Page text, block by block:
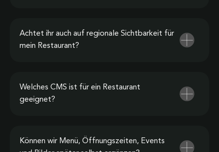
Achtet ihr auch auf regionale Sichtbarkeit für
mein Restaurant?
Welches CMS ist für ein Restaurant
geeignet?
Können wir Menü, Öffnungszeiten, Events